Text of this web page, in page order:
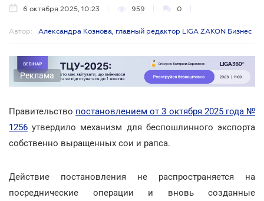
6 октября 2025, 10:23 959 0
Автор: Александра Кознова, главный редактор LIGA ZAKON Бизнес
Реклама
Правительство постановлением от 3 октября 2025 года №
1256 утвердило механизм для беспошлинного экспорта
собственно выращенных сои и рапса.
Действие постановления не распространяется на
посреднические операции и вновь созданные